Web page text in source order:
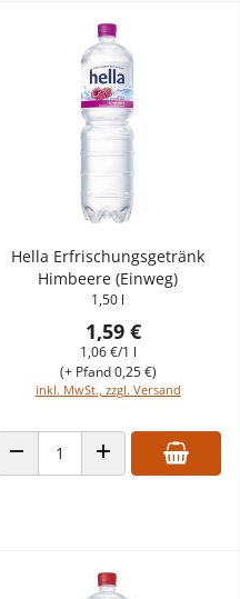
Hella Erfrischungsgetränk
Himbeere (Einweg)
1,50 l
1,59 €
1,06 €/1 l
inkl. MwSt., zzgl. Versand
(+ Pfand 0,25 €)
ANZAHL VERRINGERNANZAHL ERHÖHEN